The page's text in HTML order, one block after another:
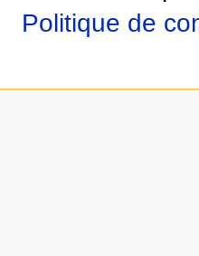
Politique de